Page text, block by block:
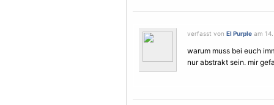
verfasst von El Purple am
warum muss bei euch
nur abstrakt sein. mir